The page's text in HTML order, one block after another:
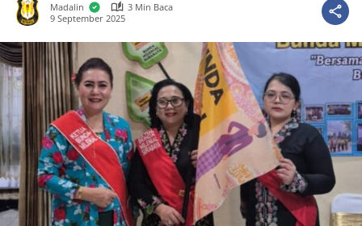
Madalin
3 Min Baca
9 September 2025